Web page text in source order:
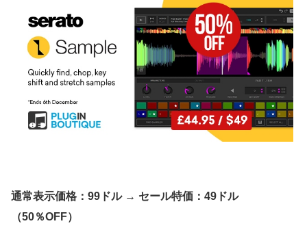
通常表示価格：99ドル→ セール特価：49ドル
（50％OFF）